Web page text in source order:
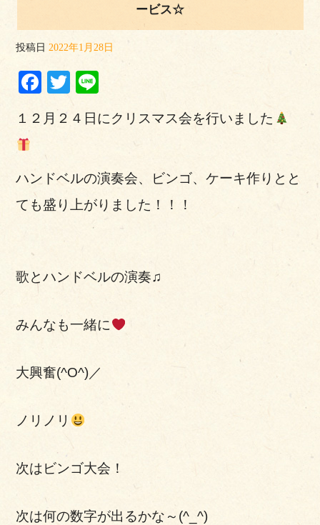
ービス☆
投稿日 2022年1月28日
Facebook
Twitter
１２月２４日にクリスマス会を行いました
ハンドベルの演奏会、ビンゴ、ケーキ作りとと
ても盛り上がりました！！！
歌とハンドベルの演奏♫
みんなも一緒に
大興奮(^O^)／
ノリノリ
次はビンゴ大会！
次は何の数字が出るかな～(^_^)